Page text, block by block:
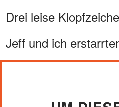
Drei leise
Jeff und ich